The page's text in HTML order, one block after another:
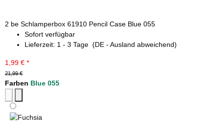
2 be Schlamperbox 61910 Pencil Case Blue 055
Sofort verfügbar
Lieferzeit: 1 - 3 Tage (DE - Ausland abweichend)
1,99 € *
21,99 €
Farben Blue 055